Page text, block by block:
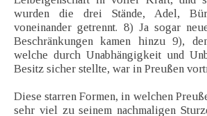
wurden die drei Stände, Adel,
voneinander getrennt. 8) Ja sogar
Beschränkungen kamen hinzu 9),
welche durch Unabhängigkeit und
Besitz sicher stellte, war in Preußen
Diese starren Formen, in welchen
sehr viel zu seinem nachmaligen